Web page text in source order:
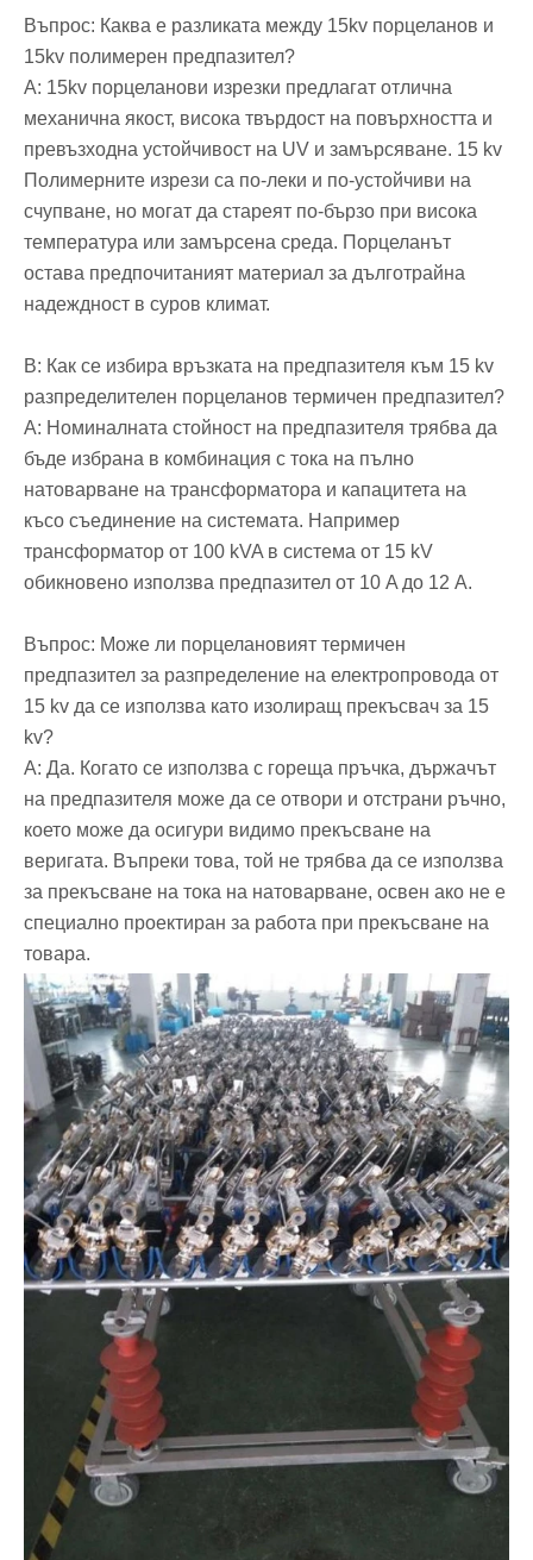
Въпрос: Каква е разликата между 15kv порцеланов и
15kv полимерен предпазител?
A: 15kv порцеланови изрезки предлагат отлична
механична якост, висока твърдост на повърхността и
превъзходна устойчивост на UV и замърсяване. 15 kv
Полимерните изрези са по-леки и по-устойчиви на
счупване, но могат да стареят по-бързо при висока
температура или замърсена среда. Порцеланът
остава предпочитаният материал за дълготрайна
надеждност в суров климат.
В: Как се избира връзката на предпазителя към 15 kv
разпределителен порцеланов термичен предпазител?
A: Номиналната стойност на предпазителя трябва да
бъде избрана в комбинация с тока на пълно
натоварване на трансформатора и капацитета на
късо съединение на системата. Например
трансформатор от 100 kVA в система от 15 kV
обикновено използва предпазител от 10 A до 12 A.
Въпрос: Може ли порцелановият термичен
предпазител за разпределение на електропровода от
15 kv да се използва като изолиращ прекъсвач за 15
kv?
A: Да. Когато се използва с гореща пръчка, държачът
на предпазителя може да се отвори и отстрани ръчно,
което може да осигури видимо прекъсване на
веригата. Въпреки това, той не трябва да се използва
за прекъсване на тока на натоварване, освен ако не е
специално проектиран за работа при прекъсване на
товара.